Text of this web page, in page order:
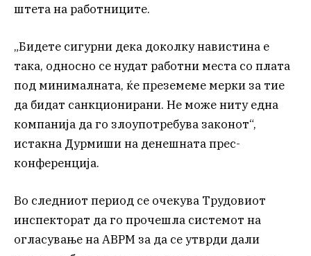
штета на работниците.
„Бидете сигурни дека доколку навистина е
така, односно се нудат работни места со плата
под минималната, ќе преземеме мерки за тие
да бидат санкционирани. Не може ниту една
компанија да го злоупотребува законот“,
истакна Дурмиши на денешната прес-
конференција.
Во следниот период се очекува Трудовиот
инспекторат да го прочешла системот на
огласување на АВРМ за да се утврди дали